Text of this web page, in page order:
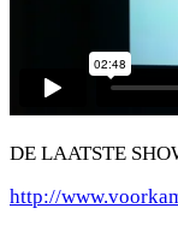
DE LAATSTE
http://